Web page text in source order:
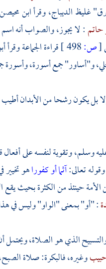
غليظ الديباج، وقرأابن
حاتم: لا يجوز، والصواب أنه
[ص: قراءة الجماعة وقرأ
و"أساور" جمع أسورة،
بل يكون رشحا من الأبدان
وسلم، وتقوية لنفسه على أفعال
تعالى:آثما أو كفوراهو
حينئذ من الكثرة بحيث يقع
: "أو" بمعنى "الواو" وليس في
الذي هو الصلاة،
وغيره، فالبكرة: صلاة